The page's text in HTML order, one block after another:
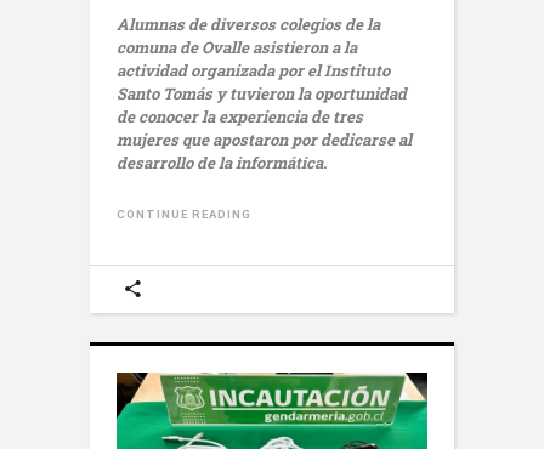
Alumnas de diversos colegios de la
comuna de Ovalle asistieron a la
actividad organizada por el Instituto
Santo Tomás y tuvieron la oportunidad
de conocer la experiencia de tres
mujeres que apostaron por dedicarse al
desarrollo de la informática.
CONTINUE READING